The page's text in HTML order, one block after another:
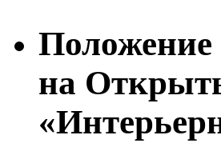
Положение
на